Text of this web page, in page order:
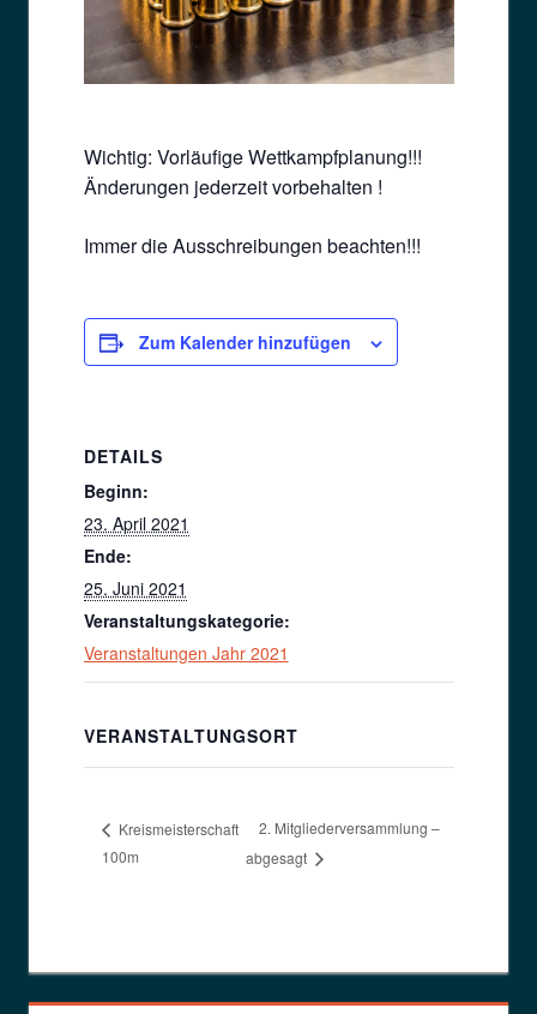
Wichtig: Vorläufige Wettkampfplanung!!!
Änderungen jederzeit vorbehalten !
Immer die Ausschreibungen beachten!!!
Zum Kalender hinzufügen
DETAILS
Beginn:
23. April 2021
Ende:
25. Juni 2021
Veranstaltungskategorie:
Veranstaltungen Jahr 2021
VERANSTALTUNGSORT
Kreismeisterschaft
100m
2. Mitgliederversammlung –
abgesagt